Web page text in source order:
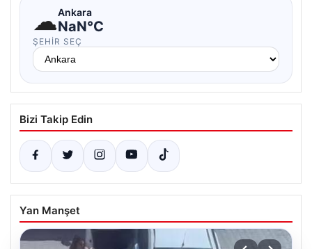
☁Ankara
NaN°C
ŞEHIR SEÇ
Bizi Takip Edin
Yan Manşet